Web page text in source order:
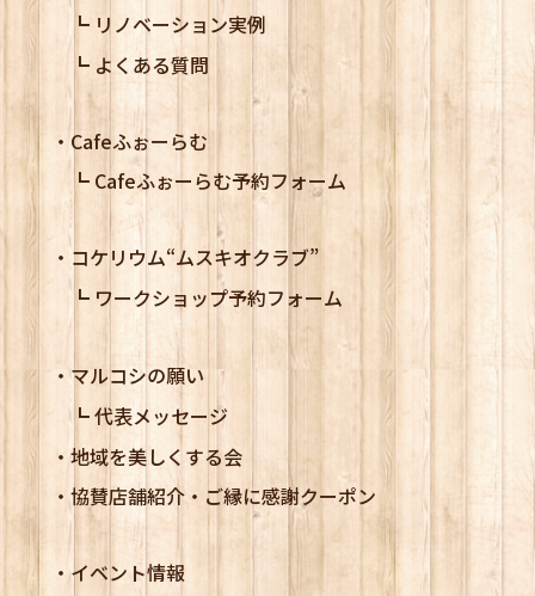
リノベーション実例
よくある質問
Cafeふぉーらむ
Cafeふぉーらむ予約フォーム
コケリウム“ムスキオクラブ”
ワークショップ予約フォーム
マルコシの願い
代表メッセージ
地域を美しくする会
協賛店舗紹介・ご縁に感謝クーポン
イベント情報